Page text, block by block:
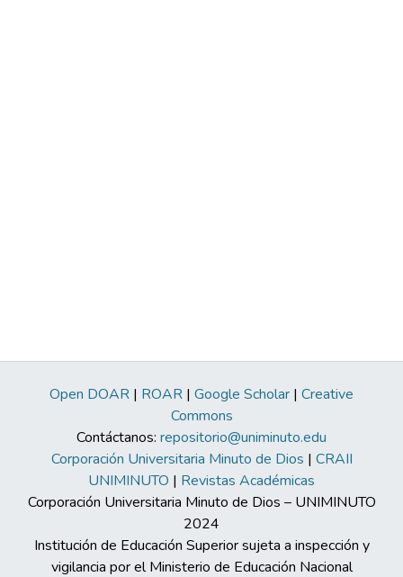
Open DOAR | ROAR | Google Scholar | Creative
Commons
Contáctanos: repositorio@uniminuto.edu
Corporación Universitaria Minuto de Dios | CRAII
UNIMINUTO | Revistas Académicas
Corporación Universitaria Minuto de Dios – UNIMINUTO
2024
Institución de Educación Superior sujeta a inspección y
vigilancia por el Ministerio de Educación Nacional